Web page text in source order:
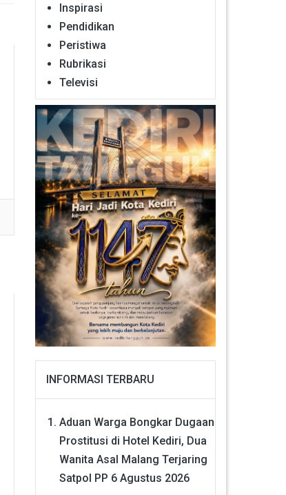
Inspirasi
Pendidikan
Peristiwa
Rubrikasi
Televisi
INFORMASI TERBARU
Aduan Warga Bongkar Dugaan
Prostitusi di Hotel Kediri, Dua
Wanita Asal Malang Terjaring
Satpol PP 6 Agustus 2026